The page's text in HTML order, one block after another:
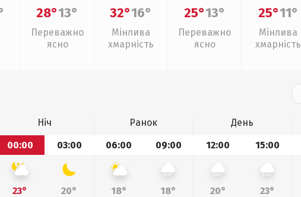
28°13°
Переважно
ясно
32°16°
Мінлива
хмарність
25°13°
Переважно
ясно
25°11°
Мінлива
хмарність
Ніч Ранок День
00:00
03:00 06:00 09:00 12:00 15:00
23° 20° 18° 18° 20° 23°